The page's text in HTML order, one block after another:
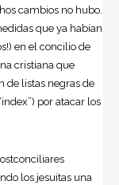
cambios no hubo.
que ya habían
en el concilio de
cristiana que
de listas negras de
por atacar los
los jesuitas una